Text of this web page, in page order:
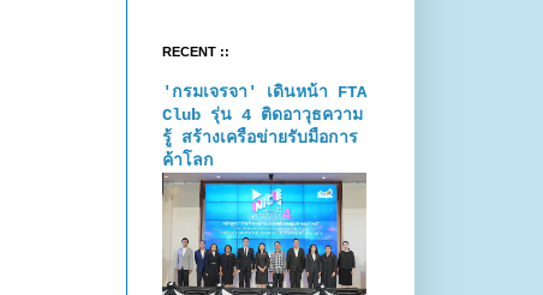
RECENT ::
'กรมเจรจา' เดินหน้า FTA
Club รุ่น 4 ติดอาวุธความ
รู้ สร้างเครือข่ายรับมือการ
ค้าโลก